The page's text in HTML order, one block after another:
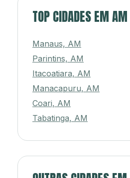
TOP CIDADES EM AM
Manaus, AM
Parintins, AM
Itacoatiara, AM
Manacapuru, AM
Coari, AM
Tabatinga, AM